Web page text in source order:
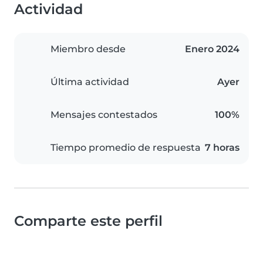
Actividad
Miembro desde Enero 2024
Última actividad Ayer
Mensajes contestados 100%
Tiempo promedio de respuesta 7 horas
Comparte este perfil